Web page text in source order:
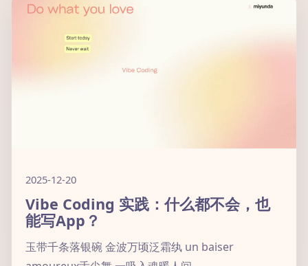
2025-12-20
Vibe Coding 实践：什么都不会，也
能写App？
玉带千条落银碗 金波万顷泛霜纨 un baiser